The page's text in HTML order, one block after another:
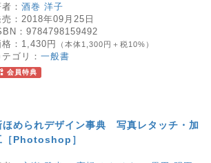
： 酒巻 洋子
： 2018年09月25日
： 9784798159492
： 1,430円 （本体1,300円＋税10%）
テゴリ： 一般書
会員特典
ほめられデザイン事典 写真レタッチ・加
［Photoshop］